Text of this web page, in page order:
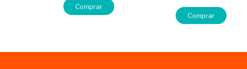
Comprar
Comprar